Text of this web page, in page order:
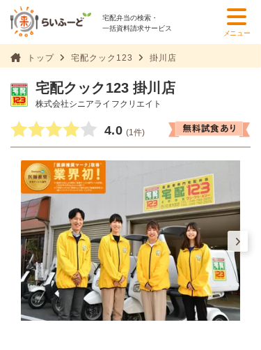
宅配弁当の検索・
一括資料請求サービス
メニュー
トップ 宅配クック123 掛川店
宅配クック123 掛川店
株式会社シニアライフクリエイト
4.0 (1件)